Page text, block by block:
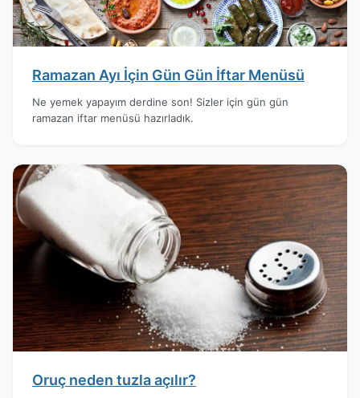
Ramazan Ayı İçin Gün Gün İftar Menüsü
Ne yemek yapayım derdine son! Sizler için gün gün
ramazan iftar menüsü hazırladık.
Oruç neden tuzla açılır?